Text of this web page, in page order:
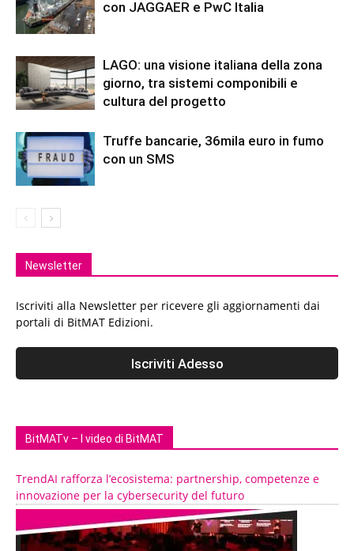
con JAGGAER e PwC Italia
LAGO: una visione italiana della zona
giorno, tra sistemi componibili e
cultura del progetto
Truffe bancarie, 36mila euro in fumo
con un SMS
Newsletter
Iscriviti alla Newsletter per ricevere gli aggiornamenti dai
portali di BitMAT Edizioni.
BitMATv – I video di BitMAT
TrendAI rafforza l’ecosistema: partnership, competenze e
innovazione per la cybersecurity del futuro